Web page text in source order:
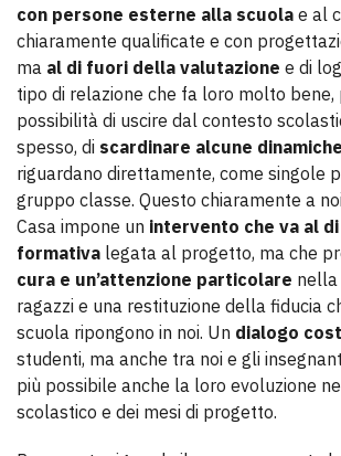
con persone esterne alla scuola e al
chiaramente qualificate e con
ma al di fuori della valutazione e di
tipo di relazione che fa loro molto bene,
possibilità di uscire dal contesto
spesso, di scardinare alcune dinamiche
riguardano direttamente, come singole
gruppo classe. Questo chiaramente a
Casa impone un intervento che va al
formativa legata al progetto, ma che
cura e un’attenzione particolare nella
ragazzi e una restituzione della fiducia
scuola ripongono in noi. Un dialogo
studenti, ma anche tra noi e gli
più possibile anche la loro evoluzione
scolastico e dei mesi di progetto.